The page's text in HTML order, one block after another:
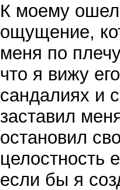
К моему
ощущение,
меня по
что я вижу
сандалиях и
заставил
остановил
целостность
если бы я